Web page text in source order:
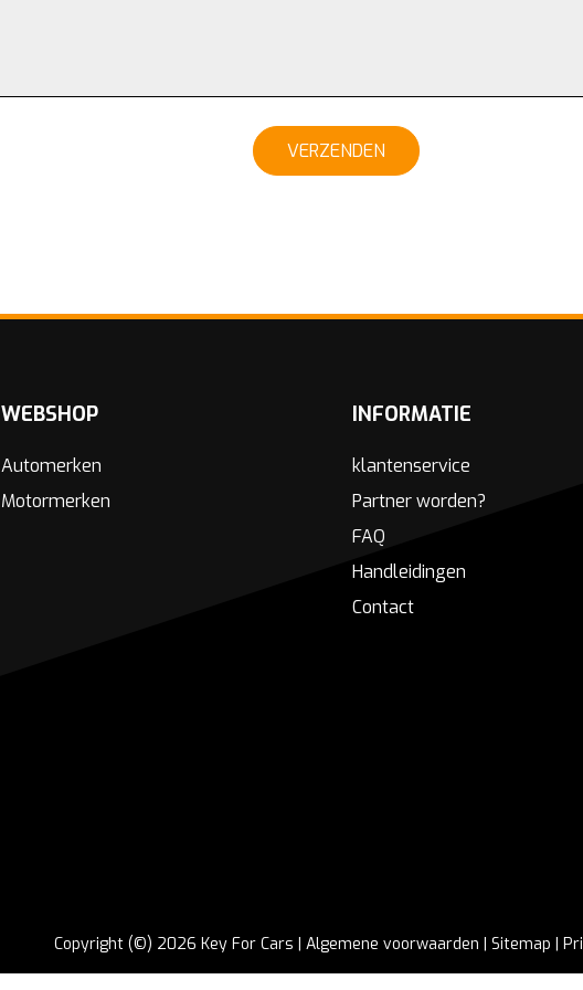
VERZENDEN
WEBSHOP
Automerken
Motormerken
INFORMATIE
klantenservice
Partner worden?
FAQ
Handleidingen
Contact
Copyright (©) 2026 Key For Cars | Algemene voorwaarden Sitemap